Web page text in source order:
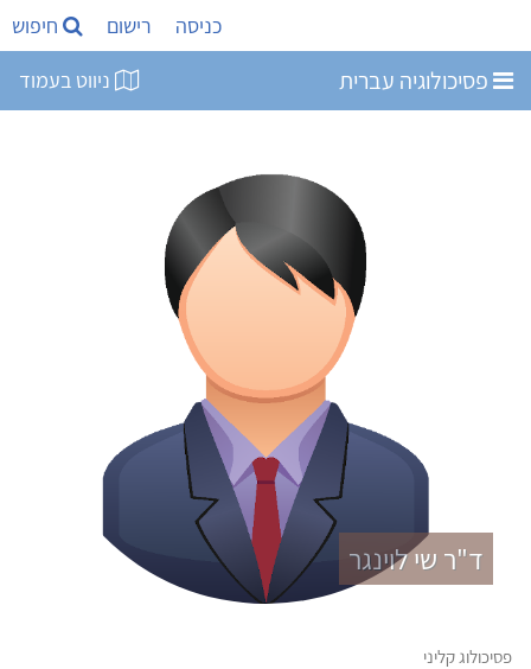
כניסה רישום חיפוש
פסיכולוגיה עברית ניווט בעמוד
ד"ר שי לוינגר
פסיכולוג קליני